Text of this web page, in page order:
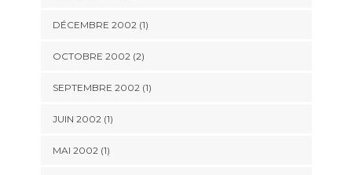
DÉCEMBRE 2002 (1)
OCTOBRE 2002 (2)
SEPTEMBRE 2002 (1)
JUIN 2002 (1)
MAI 2002 (1)